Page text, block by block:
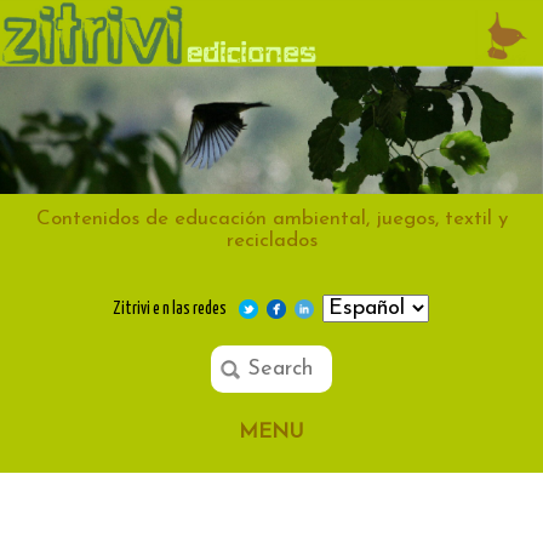
Contenidos de educación ambiental, juegos, textil y
reciclados
Zitrivi e n las redes
MENU